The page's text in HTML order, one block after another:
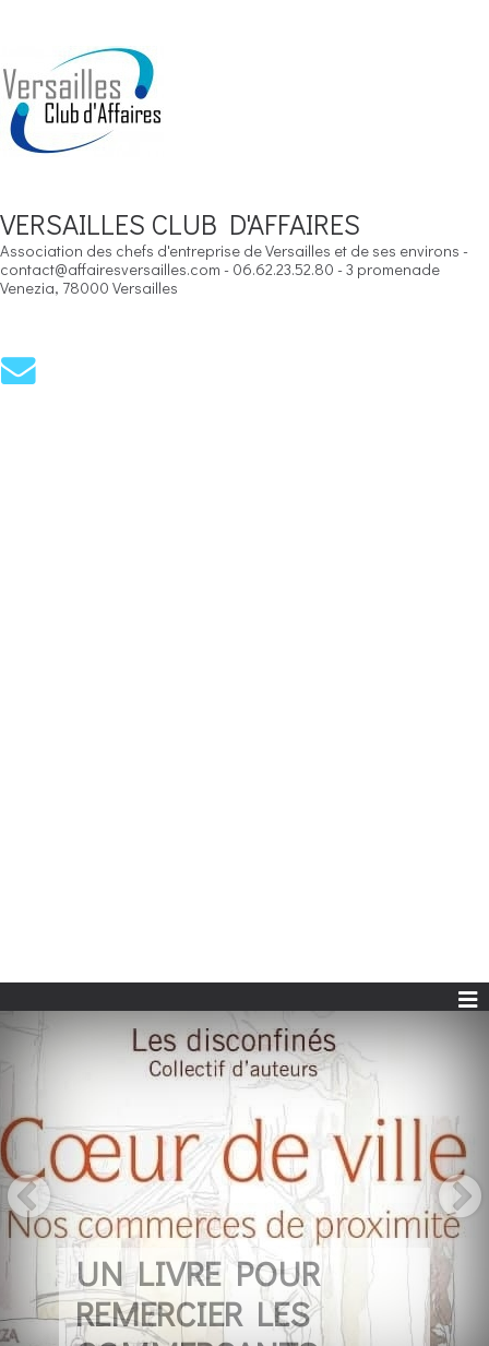
VERSAILLES CLUB D'AFFAIRES
Association des chefs d'entreprise de Versailles et de ses environs -
contact@affairesversailles.com - 06.62.23.52.80 - 3 promenade
Venezia, 78000 Versailles
UN LIVRE POUR
REMERCIER LES